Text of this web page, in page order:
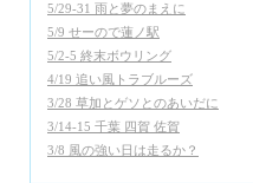
5/29-31 雨と夢のまえに
5/9 せーので蓮ノ駅
5/2-5 終末ボウリング
4/19 追い風トラブルーズ
3/28 草加とゲソとのあいだに
3/14-15 千葉 四賀 佐賀
3/8 風の強い日は走るか？